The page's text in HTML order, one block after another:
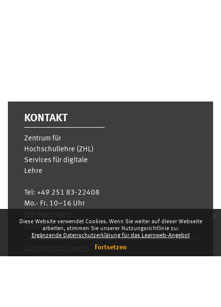
Diese Website verwendet Cookies. Wenn Sie weiter auf dieser Webseite
arbeiten, stimmen Sie unserer Nutzungsrichtlinie zu:
Ergänzende Datenschutzerklärung für das Learnweb-Angebot
Fortsetzen
x
KONTAKT
Zentrum für
Hochschullehre (ZHL)
Services für digitale
Lehre
Tel: +49 251 83-22408
Mo.- Fr. 10–16 Uhr
muenster.de